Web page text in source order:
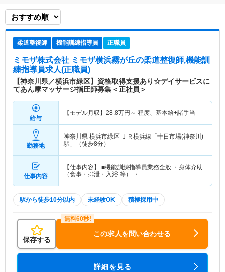
柔道整復師 機能訓練指導員 正職員
ミモザ株式会社 ミモザ横浜霧が丘の柔道整復師,機能訓
練指導員求人(正職員)
【神奈川県／横浜市緑区】資格取得支援あり☆デイサービスに
てあん摩マッサージ指圧師募集＜正社員＞
給与
【モデル月収】 28.8万円～ 程度、基本給+諸手当
勤務地
神奈川県 横浜市緑区 ＪＲ横浜線「十日市場(神奈川)
駅」（徒歩8分）
仕事内容
【仕事内容】 ■機能訓練指導員業務全般 ・身体介助
（食事・排泄・入浴 等） ・…
駅から徒歩10分以内 未経験OK 積極採用中
保存する
この求人を問い合わせる
詳細を見る